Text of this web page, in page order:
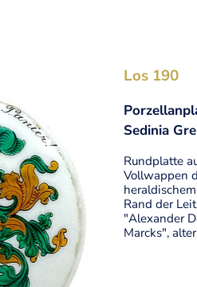
Los 190
Sedinia
Rundplatte
Vollwappen
Rand der
"Alexander
Marcks",